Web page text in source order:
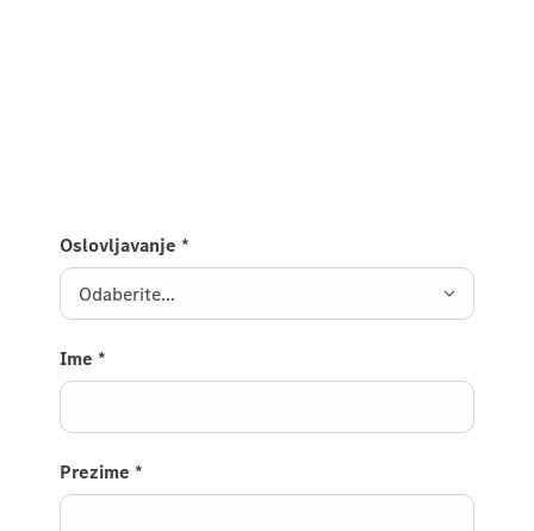
Oslovljavanje *
Odaberite...
Ime *
Prezime *